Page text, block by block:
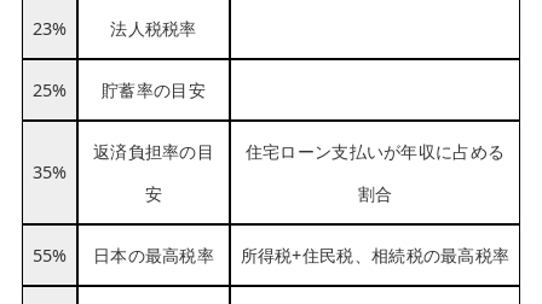
23% 法人税税率
25% 貯蓄率の目安
35%
返済負担率の目
安
住宅ローン支払いが年収に占める
割合
55% 日本の最高税率 所得税+住民税、相続税の最高税率